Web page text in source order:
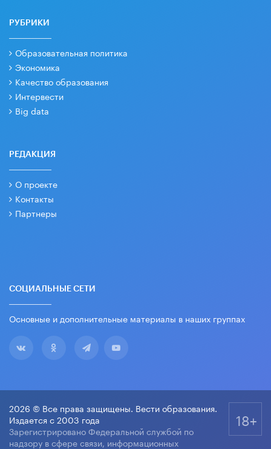
РУБРИКИ
Образовательная политика
Экономика
Качество образования
Интервести
Big data
РЕДАКЦИЯ
О проекте
Контакты
Партнеры
СОЦИАЛЬНЫЕ СЕТИ
Основные и дополнительные материалы в наших группах
2026 © Все права защищены. Вести образования.
Издается с 2003 года
Зарегистрировано Федеральной службой по
надзору в сфере связи, информационных
18+